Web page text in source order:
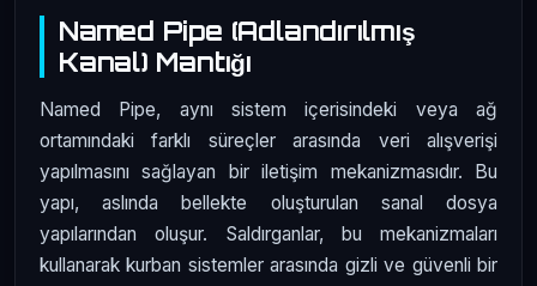
Named Pipe (Adlandırılmış
Kanal) Mantığı
Named Pipe, aynı sistem içerisindeki veya ağ
ortamındaki farklı süreçler arasında veri alışverişi
yapılmasını sağlayan bir iletişim mekanizmasıdır. Bu
yapı, aslında bellekte oluşturulan sanal dosya
yapılarından oluşur. Saldırganlar, bu mekanizmaları
kullanarak kurban sistemler arasında gizli ve güvenli bir